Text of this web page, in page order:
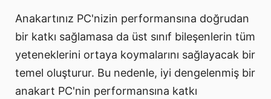
Anakartınız PC'nizin performansına doğrudan
bir katkı sağlamasa da üst sınıf bileşenlerin tüm
yeteneklerini ortaya koymalarını sağlayacak bir
temel oluşturur. Bu nedenle, iyi dengelenmiş bir
anakart PC'nin performansına katkı